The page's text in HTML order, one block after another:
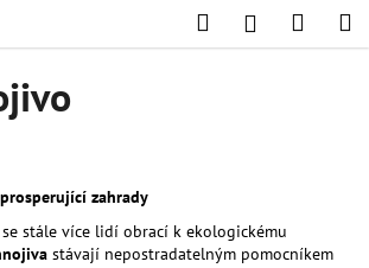
HledatPřihlášení
zahrady
stále více lidí obrací k ekologickému
stávají nepostradatelným pomocníkem